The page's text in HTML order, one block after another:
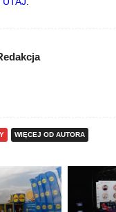
WIĘCEJ OD AUTORA